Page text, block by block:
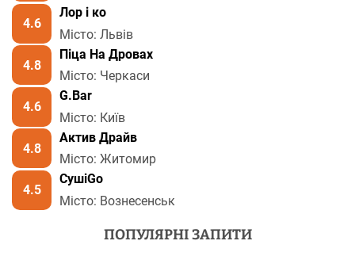
4.6
Лор і ко
Місто: Львів
4.8
Піца На Дровах
Місто: Черкаси
4.6
G.Bar
Місто: Київ
4.8
Актив Драйв
Місто: Житомир
4.5
СушіGo
Місто: Вознесенськ
ПОПУЛЯРНІ ЗАПИТИ